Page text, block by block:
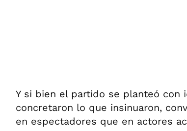
Y si bien el partido se planteó con
concretaron lo que insinuaron,
en espectadores que en actores